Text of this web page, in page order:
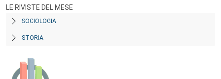
LE RIVISTE DEL MESE
SOCIOLOGIA
STORIA